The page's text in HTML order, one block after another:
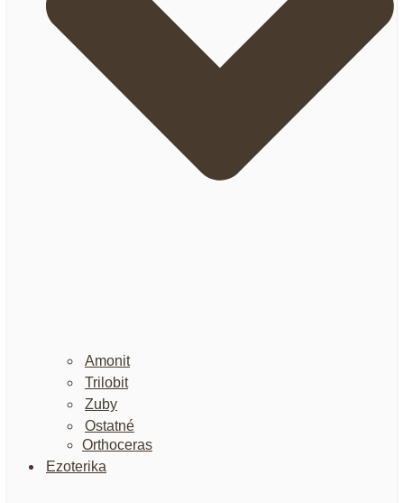
Amonit
Trilobit
Zuby
Ostatné
Orthoceras
Ezoterika